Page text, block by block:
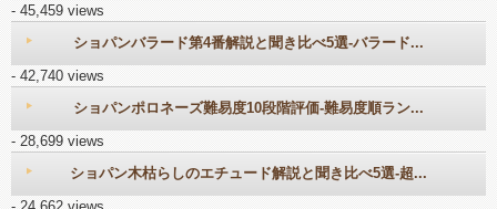
- 45,459 views
ショパンバラード第4番解説と聞き比べ5選-バラード...
- 42,740 views
ショパンポロネーズ難易度10段階評価-難易度順ラン...
- 28,699 views
ショパン木枯らしのエチュード解説と聞き比べ5選-超...